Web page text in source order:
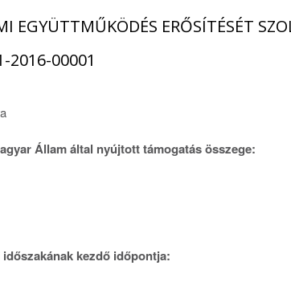
EGYÜTTMŰKÖDÉS ERŐSÍTÉSÉT
2016-00001
Állam által nyújtott támogatás összege:
kezdő időpontja: